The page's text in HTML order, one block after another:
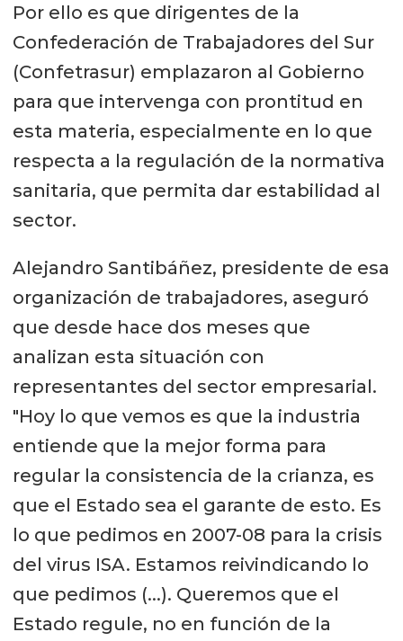
Por ello es que dirigentes de la
Confederación de Trabajadores del Sur
(Confetrasur) emplazaron al Gobierno
para que intervenga con prontitud en
esta materia, especialmente en lo que
respecta a la regulación de la normativa
sanitaria, que permita dar estabilidad al
sector.
Alejandro Santibáñez, presidente de esa
organización de trabajadores, aseguró
que desde hace dos meses que
analizan esta situación con
representantes del sector empresarial.
"Hoy lo que vemos es que la industria
entiende que la mejor forma para
regular la consistencia de la crianza, es
que el Estado sea el garante de esto. Es
lo que pedimos en 2007-08 para la crisis
del virus ISA. Estamos reivindicando lo
que pedimos (...). Queremos que el
Estado regule, no en función de la